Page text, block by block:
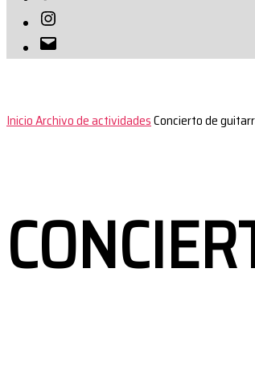
Instagram
Correo
electrónico
InicioArchivo de actividadesConcierto de